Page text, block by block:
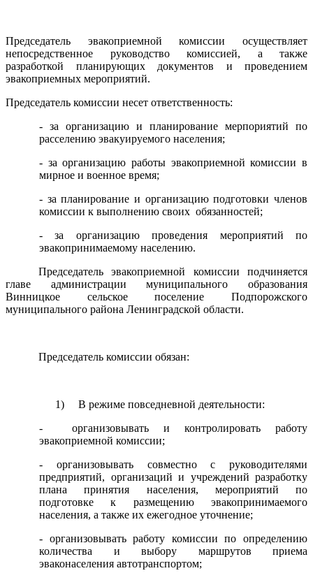
Председатель эвакоприемной комиссии осуществляет
непосредственное руководство комиссией, а также
разработкой планирующих документов и проведением
эвакоприемных мероприятий.
Председатель комиссии несет ответственность:
- за организацию и планирование мерпориятий по
расселению эвакуируемого населения;
- за организацию работы эвакоприемной комиссии в
мирное и военное время;
- за планирование и организацию подготовки членов
комиссии к выполнению своих обязанностей;
- за организацию проведения мероприятий по
эвакопринимаемому населению.
Председатель эвакоприемной комиссии подчиняется
главе администрации муниципального образования
Винницкое сельское поселение Подпорожского
муниципального района Ленинградской области.
Председатель комиссии обязан:
1) В режиме повседневной деятельности:
- организовывать и контролировать работу
эвакоприемной комиссии;
- организовывать совместно с руководителями
предприятий, организаций и учреждений разработку
плана принятия населения, мероприятий по
подготовке к размещению эвакопринимаемого
населения, а также их ежегодное уточнение;
- организовывать работу комиссии по определению
количества и выбору маршрутов приема
эваконаселения автотранспортом;